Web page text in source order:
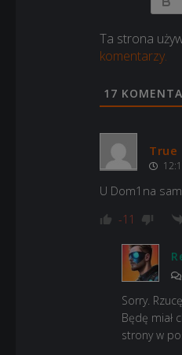
Ta strona
komentarzy.
17
True
U Dom1na
-11
Sorry.
Będę miał
strony w